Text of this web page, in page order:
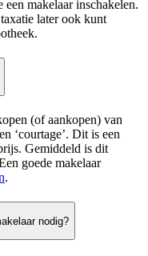
makelaar inschakelen.
later ook kunt
(of aankopen) van
‘courtage’. Dit is een
Gemiddeld is dit
goede makelaar
.
nodig?